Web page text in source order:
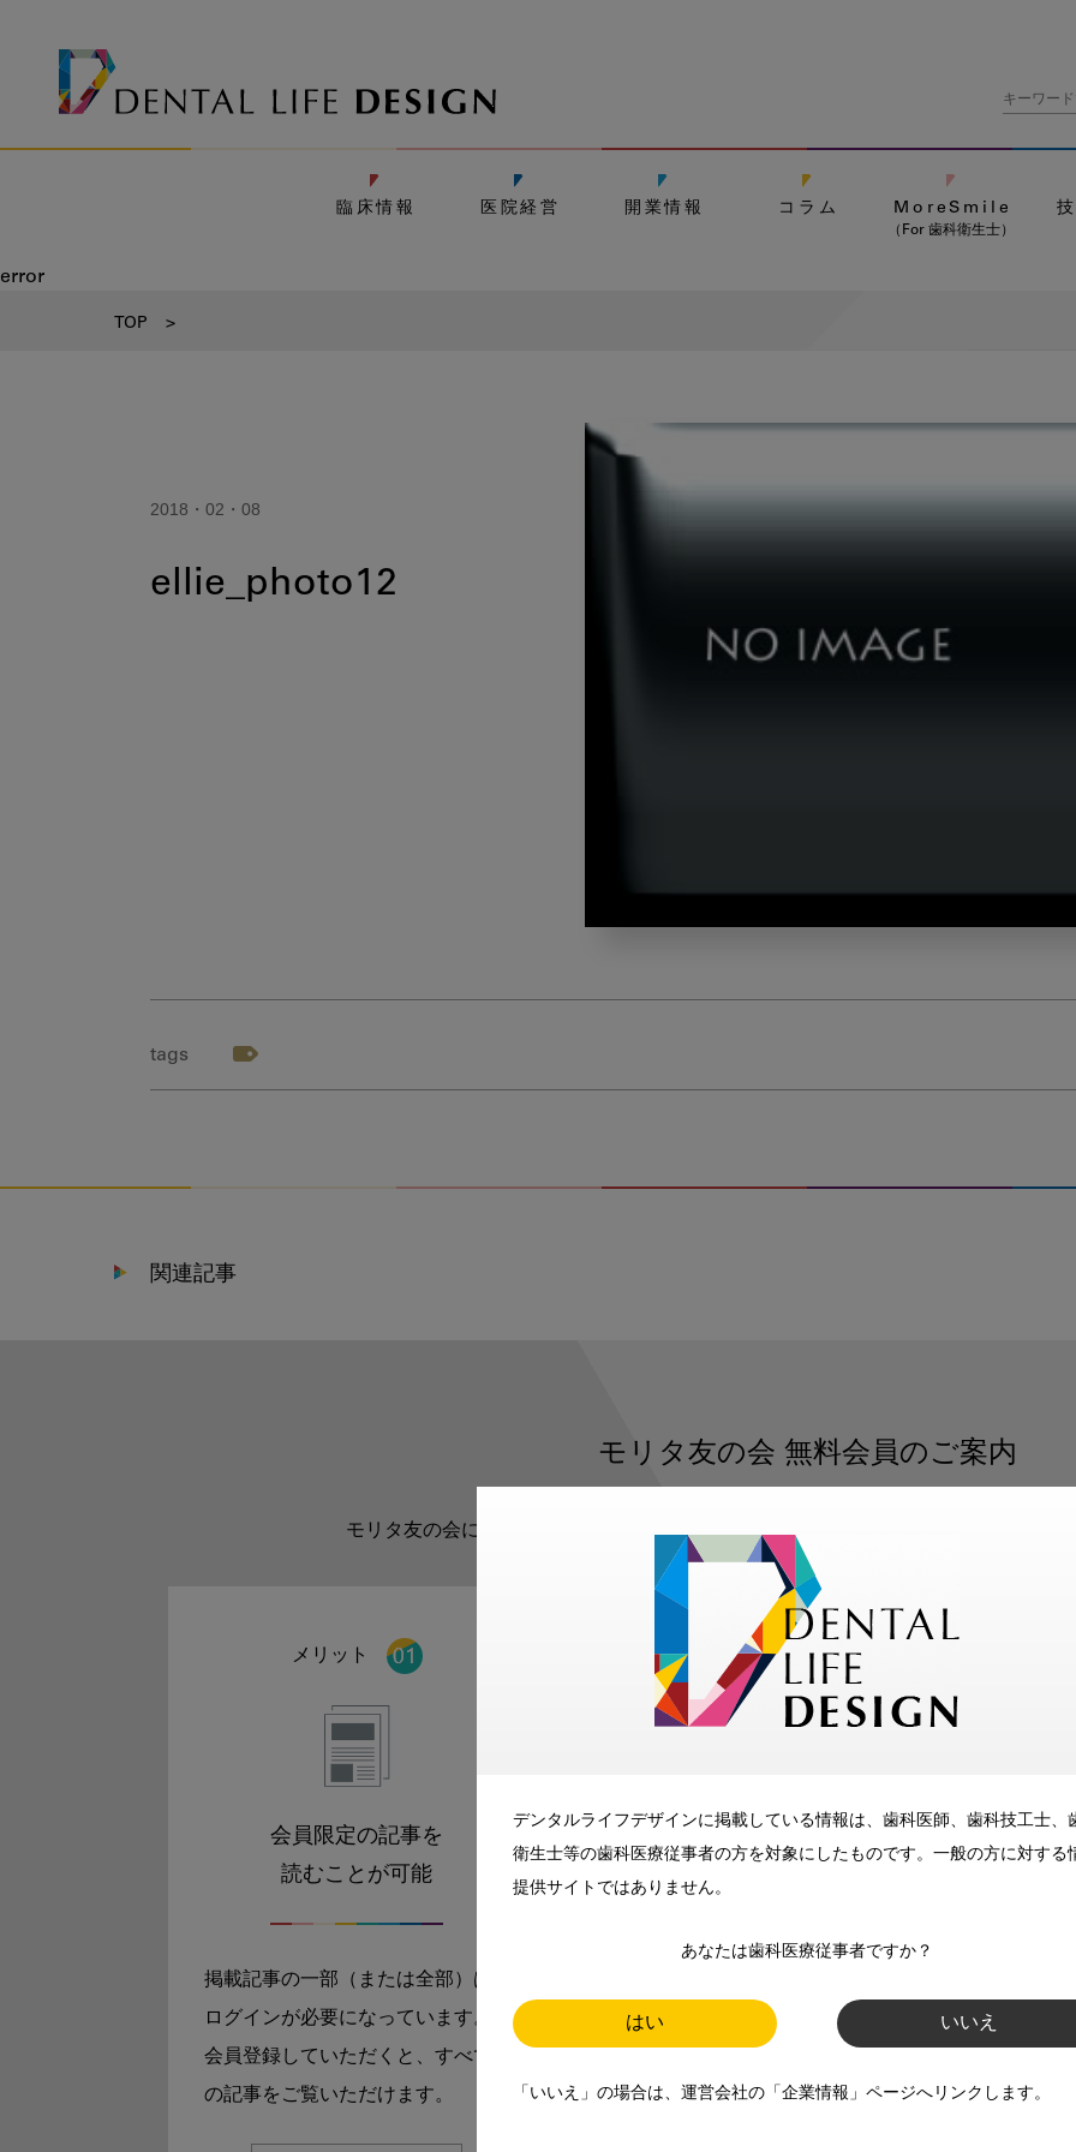
デンタルライフデザインに掲載している情報は、歯科医師、歯科技工士、
衛生士等の歯科医療従事者の方を対象にしたものです。一般の方に対する
提供サイトではありません。
あなたは歯科医療従事者ですか？
はい いいえ
「いいえ」の場合は、運営会社の「企業情報」ページへリンクします。
臨床情報 医院経営 開業情報 コラム MoreSmile
（For 歯科衛生士）
error
TOP >
2018・02・08
ellie_photo12
tags
関連記事
モリタ友の会 無料会員のご案内
モリタ友の会に登録いただくと、デンタルライフデザインをもっと便利にご利用い
メリット
会員限定の記事を
読むことが可能
掲載記事の一部（または全部）は
ログインが必要になっています。
会員登録していただくと、すべて
の記事をご覧いただけます。
メリット
メールマガジンでお届け
師、歯科衛生士、歯科技工士）に
お届けします。